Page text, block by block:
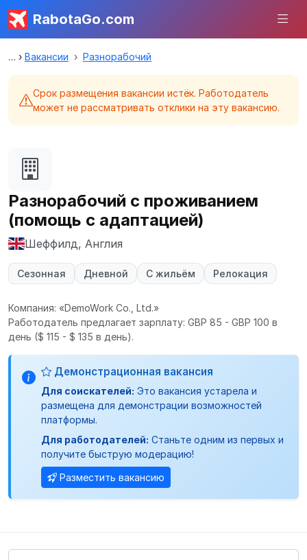
RabotaGo.com
Вакансии Разнорабочий
Срок размещения вакансии истёк. Работодатель
может не рассматривать отклики на эту вакансию.
Разнорабочий с проживанием
(помощь с адаптацией)
Шеффилд, Англия
Сезонная Дневной С жильём Релокация
Компания: «DemoWork Co., Ltd.»
Работодатель предлагает зарплату: GBP 85 - GBP 100 в
день ($ 115 - $ 135 в день).
Демонстрационная вакансия
Для соискателей: Это вакансия устарела и
размещена для демонстрации возможностей
платформы.
Для работодателей: Станьте одним из первых и
получите быструю модерацию!
Разместить вакансию